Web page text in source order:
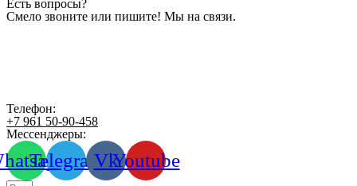
Есть вопросы?
Смело звоните или пишите! Мы на связи.
Телефон:
+7 961 50-90-458
Мессенджеры:
TelegramVkYoutube